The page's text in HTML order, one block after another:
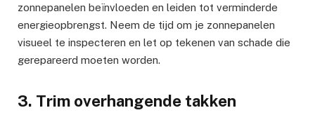
zonnepanelen beïnvloeden en leiden tot verminderde
energieopbrengst. Neem de tijd om je zonnepanelen
visueel te inspecteren en let op tekenen van schade die
gerepareerd moeten worden.
3. Trim overhangende takken